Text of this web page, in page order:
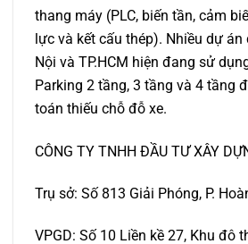
thang máy (PLC, biến tần, cảm
lực và kết cấu thép). Nhiều dự
Nội và TP.HCM hiện đang sử
Parking 2 tầng, 3 tầng và 4 tầng
toán thiếu chỗ đỗ xe.
CÔNG TY TNHH ĐẦU TƯ XÂY
Trụ sở: Số 813 Giải Phóng, P.
VPGD: Số 10 Liền kề 27, Khu đô